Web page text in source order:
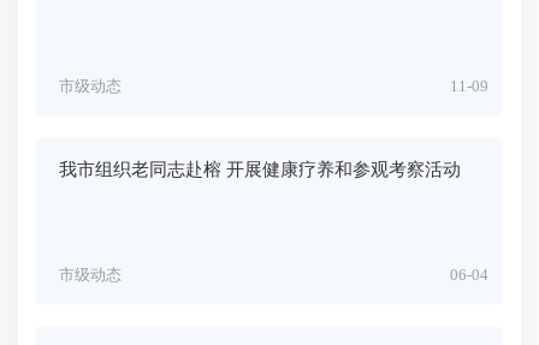
11-09
市级动态
我市组织老同志赴榕 开展健康疗养和参观考察活动
06-04
市级动态